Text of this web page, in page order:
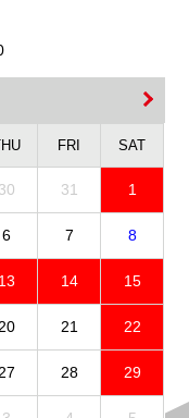
FRI SAT
30 31 1
6 7 8
13 14 15
20 21 22
27 28 29